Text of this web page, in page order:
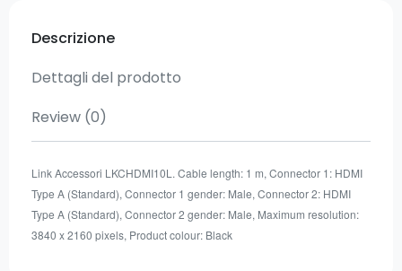
Descrizione
Dettagli del prodotto
Review (0)
Link Accessori LKCHDMI10L. Cable length: 1 m, Connector 1: HDMI
Type A (Standard), Connector 1 gender: Male, Connector 2: HDMI
Type A (Standard), Connector 2 gender: Male, Maximum resolution:
3840 x 2160 pixels, Product colour: Black